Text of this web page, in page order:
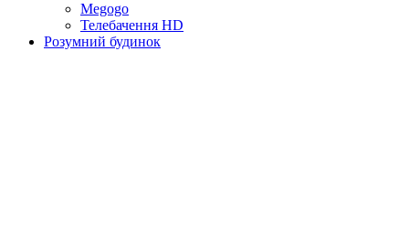
Megogo
Телебачення HD
Розумний будинок